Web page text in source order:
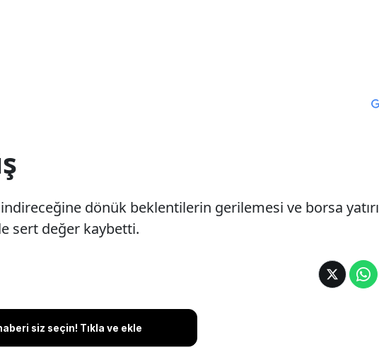
dönük beklentilerin gerilemesi ve borsa
sert değer kaybetti.
siz seçin! Tıkla ve ekle